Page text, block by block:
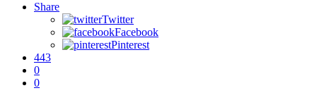
Share
Twitter
Facebook
Pinterest
443
0
0